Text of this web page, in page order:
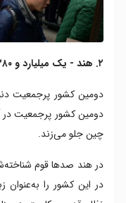
۲. هند - یک میلیارد و ۳۸۰ میلیون نفر
دومین کشور پرجمعیت
چین جلو می‌زند.
در این کشور را